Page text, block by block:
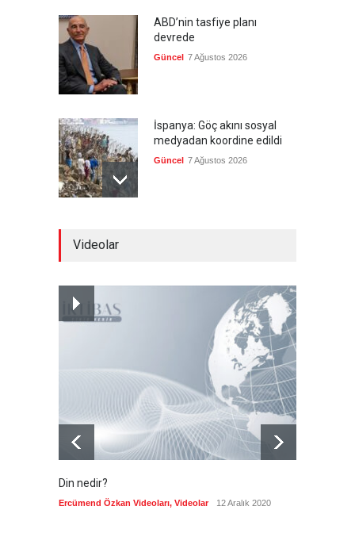
ABD’nin tasfiye planı
devrede
Güncel 7 Ağustos 2026
İspanya: Göç akını sosyal
medyadan koordine edildi
Güncel 7 Ağustos 2026
Futbol endüstrisinde kavga
devam ediyor
7 Ağustos 2026
Videolar
Din nedir?
Ercümend Özkan Videoları, Videolar 12 Aralık 2020